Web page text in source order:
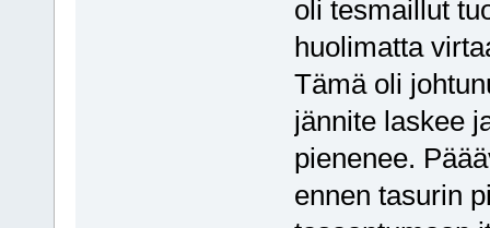
oli tesmaillut
huolimatta
Tämä oli
jännite laskee
pienenee.
ennen tasurin